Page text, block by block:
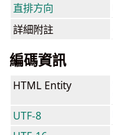
直排方向
詳細附註
編碼資訊
HTML Entity
UTF-8